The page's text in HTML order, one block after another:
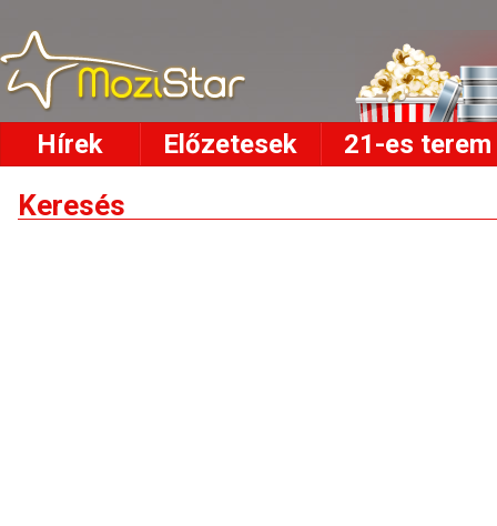
Hírek Előzetesek 21-es terem
Keresés